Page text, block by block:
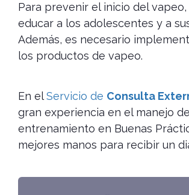
Para prevenir el inicio del
educar a los adolescentes y a
Además, es necesario
los productos de vapeo.
En elServicio de Consulta
gran experiencia en el manejo de
entrenamiento en Buenas
mejores manos para recibir un